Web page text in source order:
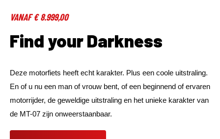
VANAF € 8.999,00
Find your Darkness
Deze motorfiets heeft echt karakter. Plus een coole uitstraling.
En of u nu een man of vrouw bent, of een beginnend of ervaren
motorrijder, de geweldige uitstraling en het unieke karakter van
de MT-07 zijn onweerstaanbaar.